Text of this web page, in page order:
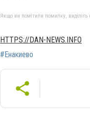
Якщо ви помітили помилку, виділіть
HTTPS://DAN-NEWS.INFO
#Енакиево